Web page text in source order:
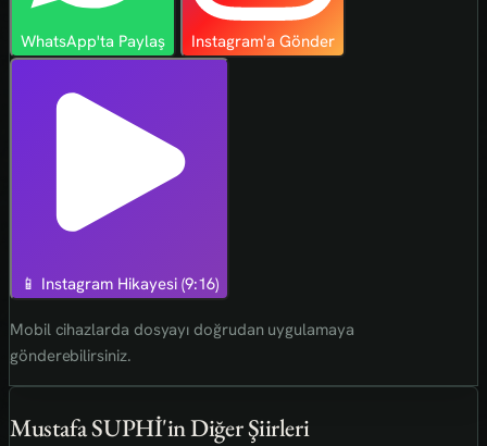
WhatsApp'ta Paylaş Instagram'a Gönder
📱 Instagram Hikayesi (9:16)
Mobil cihazlarda dosyayı doğrudan uygulamaya
gönderebilirsiniz.
Mustafa SUPHİ'in Diğer Şiirleri